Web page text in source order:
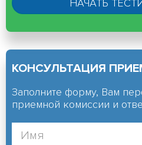
КОНСУЛЬТАЦИЯ
Заполните форму, Вам
приемной комиссии и